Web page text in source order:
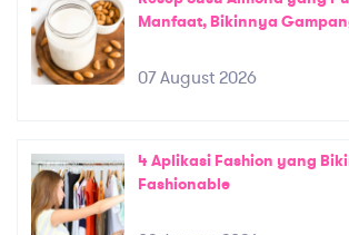
Manfaat, Bikinnya
07 August 2026
4 Aplikasi Fashion yang
Fashionable